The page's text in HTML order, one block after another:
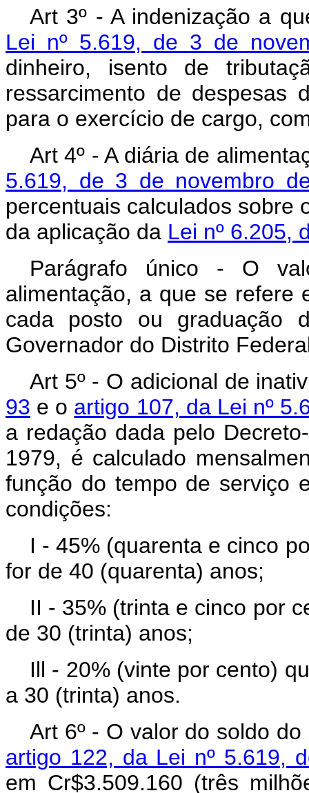
Art 3º - A indenização a
Lei nº 5.619, de 3 de
dinheiro, isento de
ressarcimento de despesas
para o exercício de cargo,
Art 4º - A diária de
5.619, de 3 de novembro
percentuais calculados sobre
da aplicação da Lei nº 6.205,
Parágrafo único - O
alimentação, a que se refere
cada posto ou graduação
Governador do Distrito
Art 5º - O adicional de
93 e o artigo 107, da Lei nº
a redação dada pelo
1979, é calculado
função do tempo de serviço
condições:
I - 45% (quarenta e cinco
for de 40 (quarenta) anos;
II - 35% (trinta e cinco por
de 30 (trinta) anos;
Ill - 20% (vinte por cento)
a 30 (trinta) anos.
Art 6º - O valor do soldo
artigo 122, da Lei nº 5.619,
em Cr$3.509.160 (três